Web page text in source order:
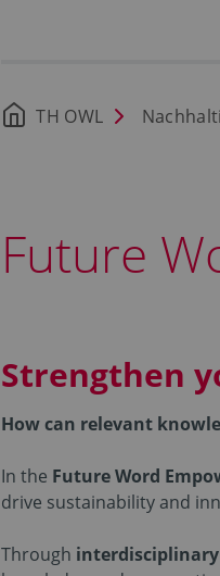
TH OWL
Future
Strengthen
How can relevant
In the Future Word
drive sustainability and
Through